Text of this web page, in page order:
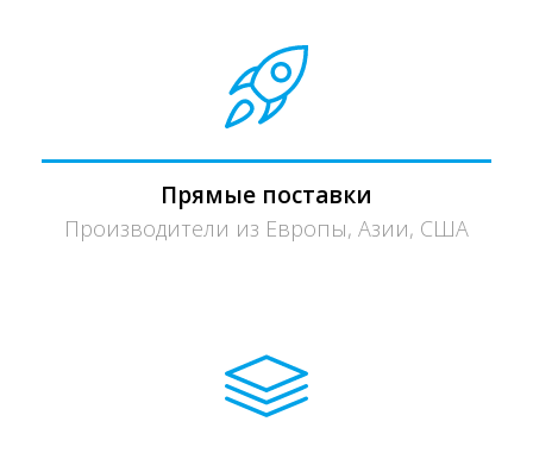
Прямые поставки
Производители из Европы, Азии, США